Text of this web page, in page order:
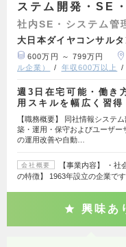
ステム開発・SE
社内SE・システム管
大日本ダイヤコンサル
600万円 ～ 799万円
ル企業）
年収600万以上
週3日在宅可能・働き
用スキルを幅広く習得
【職務概要】 同社情報システ
築・運用・保守およびユーザー
の運用改善や自動…
会社概要
【事業内容】 ・
の特徴】 1963年設立の企業で
興味あ